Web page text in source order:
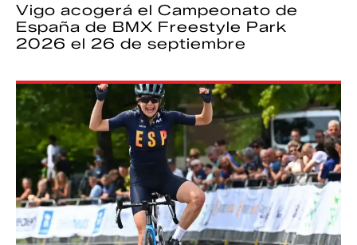
Vigo acogerá el Campeonato de
España de BMX Freestyle Park
2026 el 26 de septiembre